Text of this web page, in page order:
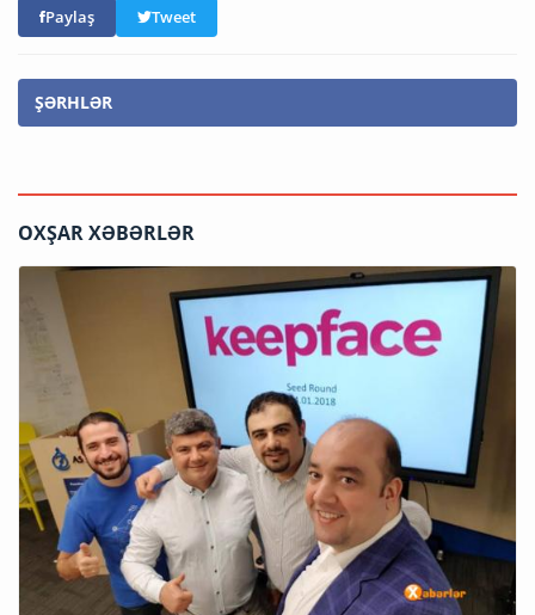
Paylaş Tweet
ŞƏRHLƏR
OXŞAR XƏBƏRLƏR